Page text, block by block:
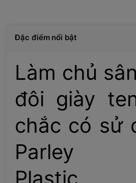
Đặc điểm nổi bật
Làm chủ
đôi giày
chắc có sử
Parley
Plastic.